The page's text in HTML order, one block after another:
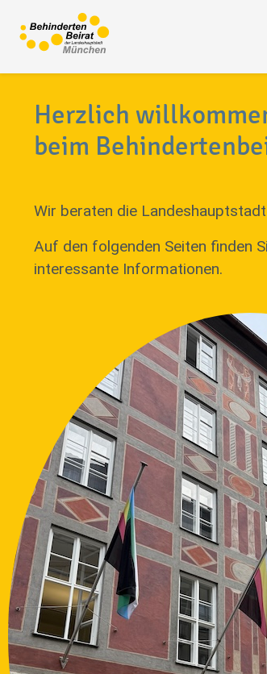
Herzlich
beim
Wir beraten die
Auf den folgenden Seiten finden
interessante Informationen.